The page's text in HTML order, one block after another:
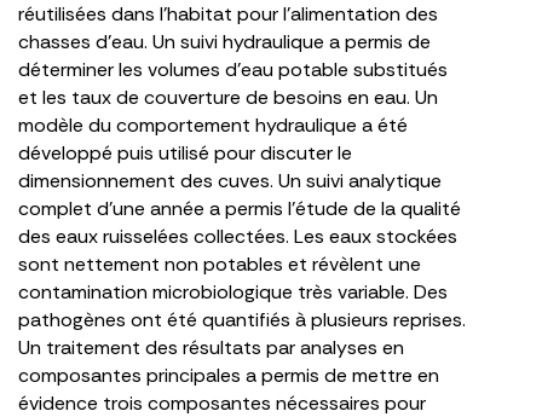
réutilisées dans l’habitat pour l’alimentation des
chasses d’eau. Un suivi hydraulique a permis de
déterminer les volumes d’eau potable substitués
et les taux de couverture de besoins en eau. Un
modèle du comportement hydraulique a été
développé puis utilisé pour discuter le
dimensionnement des cuves. Un suivi analytique
complet d’une année a permis l’étude de la qualité
des eaux ruisselées collectées. Les eaux stockées
sont nettement non potables et révèlent une
contamination microbiologique très variable. Des
pathogènes ont été quantifiés à plusieurs reprises.
Un traitement des résultats par analyses en
composantes principales a permis de mettre en
évidence trois composantes nécessaires pour